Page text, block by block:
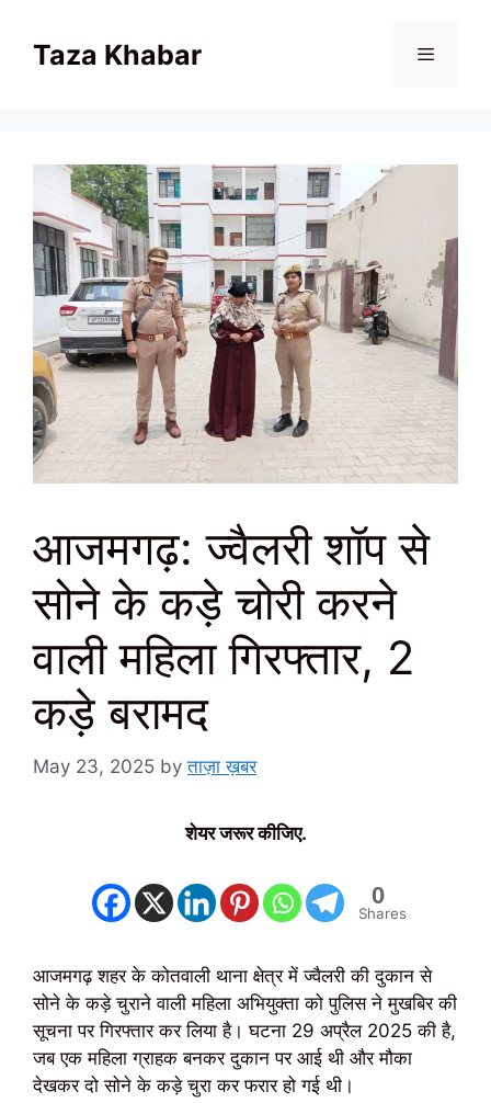
contentTaza Khabar
आजमगढ़: ज्वैलरी शॉप से
सोने के कड़े चोरी करने
वाली महिला गिरफ्तार, 2
कड़े बरामद
May 23, 2025 byताज़ा ख़बर
शेयर जरूर कीजिए.
0
Shares
आजमगढ़ शहर के कोतवाली थाना क्षेत्र में ज्वैलरी की दुकान से
सोने के कड़े चुराने वाली महिला अभियुक्ता को पुलिस ने मुखबिर की
सूचना पर गिरफ्तार कर लिया है। घटना 29 अप्रैल 2025 की है,
जब एक महिला ग्राहक बनकर दुकान पर आई थी और मौका
देखकर दो सोने के कड़े चुरा कर फरार हो गई थी।